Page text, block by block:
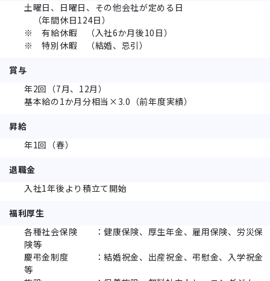
土曜日、日曜日、その他会社が定める日
（年間休日124日）
※ 有給休暇 （入社6か月後10日）
※ 特別休暇 （結婚、忌引）
賞与
年2回（7月、12月）
基本給の1か月分相当×3.0（前年度実績）
昇給
年1回（春）
退職金
入社1年後より積立て開始
福利厚生
各種社会保険 ：健康保険、厚生年金、雇用保険、労災保
険等
慶弔金制度 ：結婚祝金、出産祝金、弔慰金、入学祝金
等